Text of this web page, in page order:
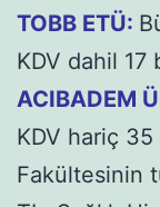
TOBB ETÜ:
KDV dahil 17
ACIBADEM
KDV hariç 35
Fakültesinin